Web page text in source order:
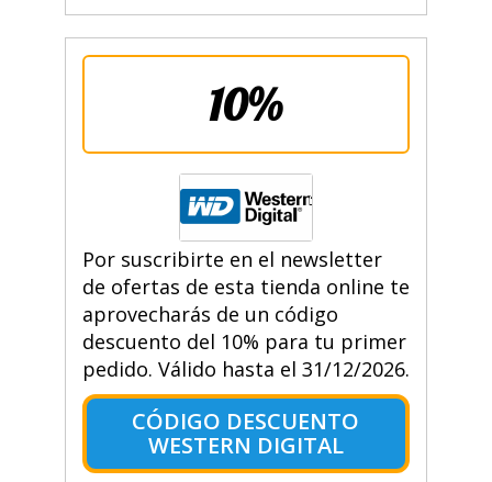
10%
Por suscribirte en el newsletter
de ofertas de esta tienda online te
aprovecharás de un código
descuento del 10% para tu primer
pedido. Válido hasta el 31/12/2026.
CÓDIGO DESCUENTO
WESTERN DIGITAL